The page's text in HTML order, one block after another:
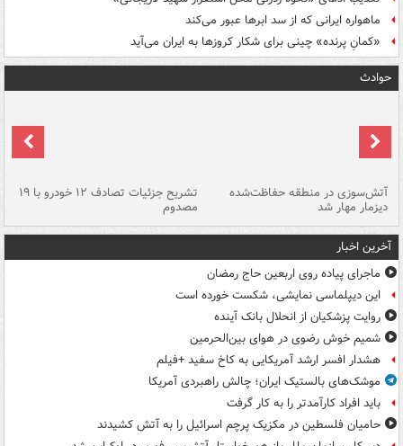
ماهواره ایرانی که از سد ابرها عبور می‌کند
«کمانِ پرنده» چینی برای شکار کروزها به ایران می‌آید
حوادث
آتش‌سوزی در منطقه حفاظت‌شده
دیزمار مهار شد
تشریح جزئیات تصادف ۱۲ خودرو با ۱۹
مصدوم
آخرین اخبار
ماجرای پیاده روی اربعین حاج رمضان
این دیپلماسی نمایشی، شکست خورده است
روایت پزشکیان از انحلال بانک آینده
شمیم خوش رضوی در هوای بین‌الحرمین
هشدار افسر ارشد آمریکایی به کاخ سفید +فیلم
موشک‌های بالستیک ایران؛ چالش راهبردی آمریکا
باید افراد کارآمدتر را به کار گرفت
حامیان فلسطین در مکزیک پرچم اسرائیل را به آتش کشیدند